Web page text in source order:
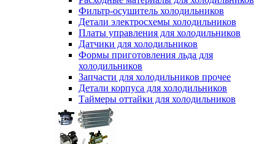
Фильтр-осушитель холодильников
Детали электросхемы холодильников
Платы управления для холодильников
Датчики для холодильников
Формы приготовления льда для
холодильников
Запчасти для холодильников прочее
Детали корпуса для холодильников
Таймеры оттайки для холодильников